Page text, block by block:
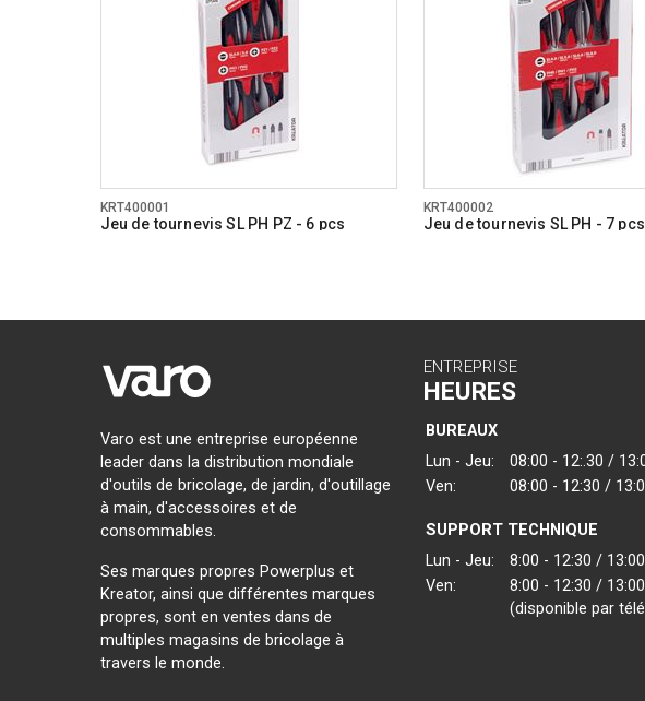
KRT400001
Jeu de tournevis SL PH PZ - 6 pcs
KRT400002
Jeu de tournevis SL PH - 7 pcs
Varo est une entreprise européenne
leader dans la distribution mondiale
d'outils de bricolage, de jardin, d'outillage
à main, d'accessoires et de
consommables.
Ses marques propres Powerplus et
Kreator, ainsi que différentes marques
propres, sont en ventes dans de
multiples magasins de bricolage à
travers le monde.
ENTREPRISE
HEURES
BUREAUX
Lun - Jeu:
08:00 - 12:.30 /
Ven:
08:00 - 12:30 /
SUPPORT TECHNIQUE
Lun - Jeu:
8:00 - 12:30 /
Ven:
8:00 - 12:30 /
(disponible par